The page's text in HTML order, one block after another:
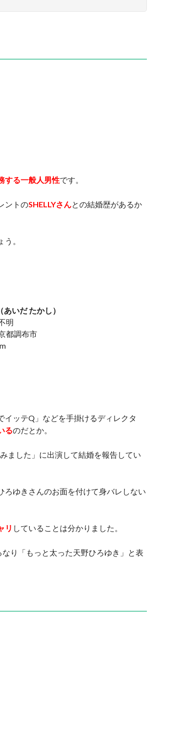
する一般人男性です。
ントのSHELLYさんとの結婚歴があるか
。
いだ たかし）
明
都調布市
ッテQ」などを手掛けるディレクタ
るのだとか。
ました」に出演して結婚を報告してい
ゆきさんのお面を付けて身バレしない
リ していることは分かりました。
り「もっと太った天野ひろゆき」と表